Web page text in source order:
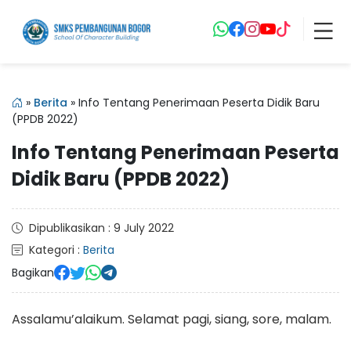
» Berita » Info Tentang Penerimaan Peserta Didik Baru
(PPDB 2022)
Info Tentang Penerimaan Peserta
Didik Baru (PPDB 2022)
Dipublikasikan : 9 July 2022
Kategori : Berita
Bagikan
Assalamu’alaikum. Selamat pagi, siang, sore, malam.